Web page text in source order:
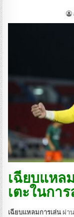
เฉียบแหล
เตะในกา
เฉียบแหลมการเล่น ผ่า